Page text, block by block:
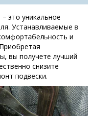
это уникальное
Устанавливаемые в
и
вы получете лучший
снизите
подвески.